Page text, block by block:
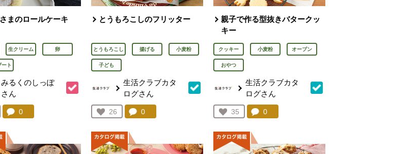
まのロールケーキ
生クリーム 卵
ト
みるくのしっぽ
さん
に入り登録：
登録
コメント：
0
とうもろこしのフリッター
とうもろこし 揚げる 小麦粉
子ども
生活クラブカタ
ログさん
お気に入り登録：
26
人が登録
コメント：
0件。コメントを見る。
親子で作る型抜きバタークッ
キー
クッキー 小麦粉 オーブン
おやつ
生活クラブカタ
ログさん
お気に入り登録：
35
人が登録
コメント：
0件。コメントを見る。